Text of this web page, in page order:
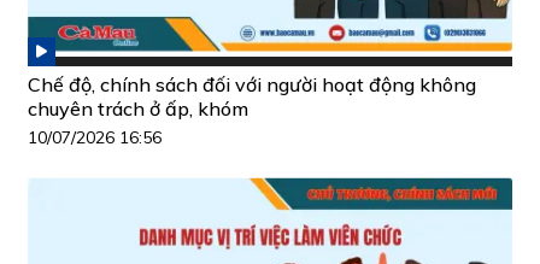
Chế độ, chính sách đối với người hoạt động không
chuyên trách ở ấp, khóm
10/07/2026 16:56